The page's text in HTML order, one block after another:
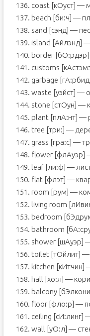
136. coast [кОуст] —
137. beach [би:ч] —
138. sand [сэнд] —
139. island [Айлэнд]
140. border
141. customs
142. garbage
143. waste [уэйст] —
144. stone [стОун] —
145. plant [плА:нт] —
146. tree [три:] —
147. grass [гра:с] —
148. flower [флАуэр]
149. leaf [ли:ф] —
150. flat [флэт] —
151. room [рум] —
152. living room
153. bedroom
154. bathroom
155. shower [шАуэр]
156. toilet [тОйлит] —
157. kitchen [кИтчин]
158. hall [хо:л] —
159. balcony
160. floor [фло:р] —
161. ceiling [сИ:линг]
162. wall [уО:л] —